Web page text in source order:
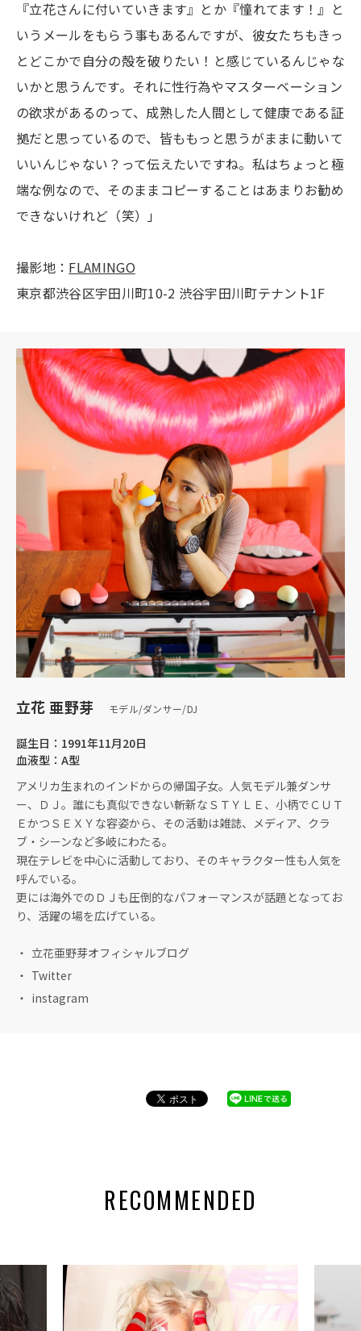
『立花さんに付いていきます』とか『憧れてます！』と
いうメールをもらう事もあるんですが、彼女たちもきっ
とどこかで自分の殻を破りたい！と感じているんじゃな
いかと思うんです。それに性行為やマスターベーション
の欲求があるのって、成熟した人間として健康である証
拠だと思っているので、皆ももっと思うがままに動いて
いいんじゃない？って伝えたいですね。私はちょっと極
端な例なので、そのままコピーすることはあまりお勧め
できないけれど（笑）」
撮影地： FLAMINGO
東京都渋谷区宇田川町10-2 渋谷宇田川町テナント1F
立花 亜野芽 モデル/ダンサー/DJ
誕生日：1991年11月20日
血液型：A型
アメリカ生まれのインドからの帰国子女。人気モデル兼ダンサ
ー、ＤＪ。誰にも真似できない斬新なＳＴＹＬＥ、小柄でＣＵＴ
ＥかつＳＥＸＹな容姿から、その活動は雑誌、メディア、クラ
ブ・シーンなど多岐にわたる。
現在テレビを中心に活動しており、そのキャラクター性も人気を
呼んでいる。
更には海外でのＤＪも圧倒的なパフォーマンスが話題となってお
り、活躍の場を広げている。
立花亜野芽オフィシャルブログ
Twitter
instagram
RECOMMENDED